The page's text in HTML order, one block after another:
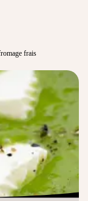
frais